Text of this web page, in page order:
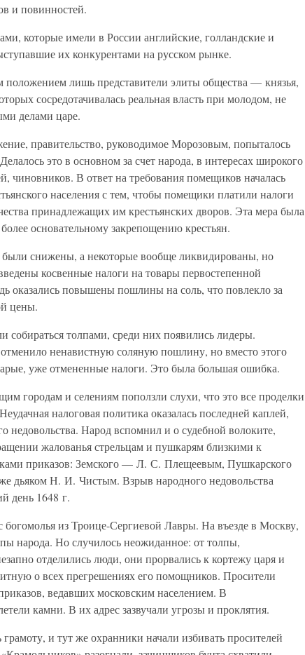
и повинностей.
которые имели в России английские, голландские и
их конкурентами на русском рынке.
лишь представители элиты общества — князья,
сосредотачивалась реальная власть при молодом, не
делами царе.
правительство, руководимое Морозовым, попыталось
это в основном за счет народа, в интересах широкого
чиновников. В ответ на требования помещиков началась
населения с тем, чтобы помещики платили налоги
принадлежащих им крестьянских дворов. Эта мера была
основательному закрепощению крестьян.
были снижены, а некоторые вообще ликвидированы, но
косвенные налоги на товары первостепенной
оказались повышены пошлины на соль, что повлекло за
цены.
собираться толпами, среди них появились лидеры.
ненавистную соляную пошлину, но вместо этого
уже отмененные налоги. Это была большая ошибка.
городам и селениям поползли слухи, что это все проделки
налоговая политика оказалась последней каплей,
недовольства. Народ вспомнил и о судебной волоките,
жалованья стрельцам и пушкарям близкими к
приказов: Земского — Л. С. Плещеевым, Пушкарского
дьяком Н. И. Чистым. Взрыв народного недовольства
день 1648 г.
богомолья из Троице-Сергиевой Лавры. На въезде в Москву,
народа. Но случилось неожиданное: от толпы,
отделились люди, они прорвались к кортежу царя и
о всех прегрешениях его помощников. Просители
ведавших московским населением. В
камни. В их адрес зазвучали угрозы и проклятия.
и тут же охранники начали избивать просителей